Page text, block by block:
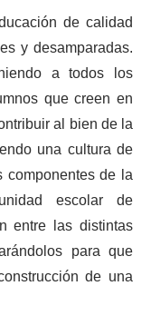
de calidad
y desamparadas.
a todos los
que creen en
al bien de la
una cultura de
de la
escolar de
entre las distintas
para que
de una